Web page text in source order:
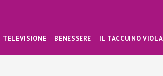
TELEVISIONE BENESSERE IL TACCUINO VIOLA